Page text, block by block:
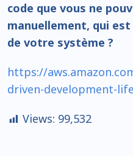
code que vous ne
manuellement, qui
de votre système ?
https://
driven-development-
Views: 99,532